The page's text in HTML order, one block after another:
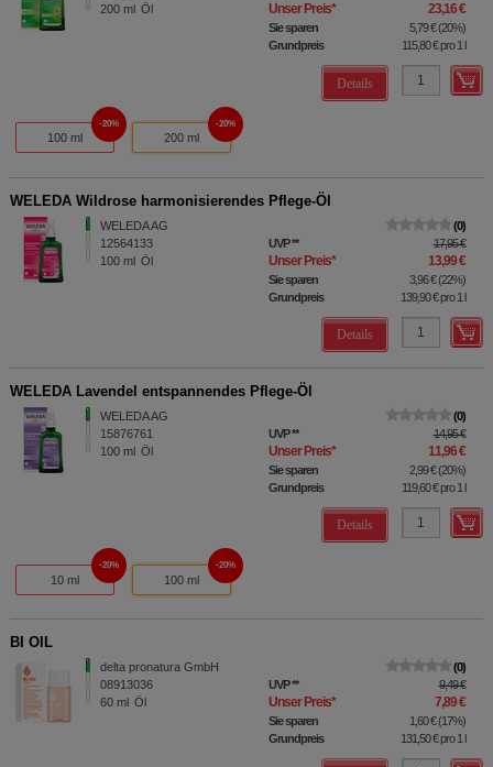
200 ml Öl Unser Preis* 23,16 €
Sie sparen 5,79 €(20%)
Grundpreis
115,80 €pro 1 l
Details
100 ml
20%
200 ml
20%
WELEDA Wildrose harmonisierendes Pflege-Öl
WELEDA AG
12564133
100 ml Öl
0
UVP** 17,95 €
Unser Preis* 13,99 €
Sie sparen 3,96 €(22%)
Grundpreis
139,90 €pro 1 l
Details
WELEDA Lavendel entspannendes Pflege-Öl
WELEDA AG
15876761
100 ml Öl
0
UVP** 14,95 €
Unser Preis* 11,96 €
Sie sparen 2,99 €(20%)
Grundpreis
119,60 €pro 1 l
Details
10 ml
20%
100 ml
20%
BI OIL
delta pronatura GmbH
08913036
60 ml Öl
0
UVP** 9,49 €
Unser Preis* 7,89 €
Sie sparen 1,60 €(17%)
Grundpreis
131,50 €pro 1 l